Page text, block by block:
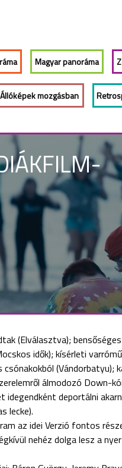
Magyar panoráma
mozgásban
(Elválasztva);
idők); kísérleti
(Vándorbatyu);
álmodozó
idegendként deportálni
lecke).
az idei Verzió fontos
nehéz dolga lesz a